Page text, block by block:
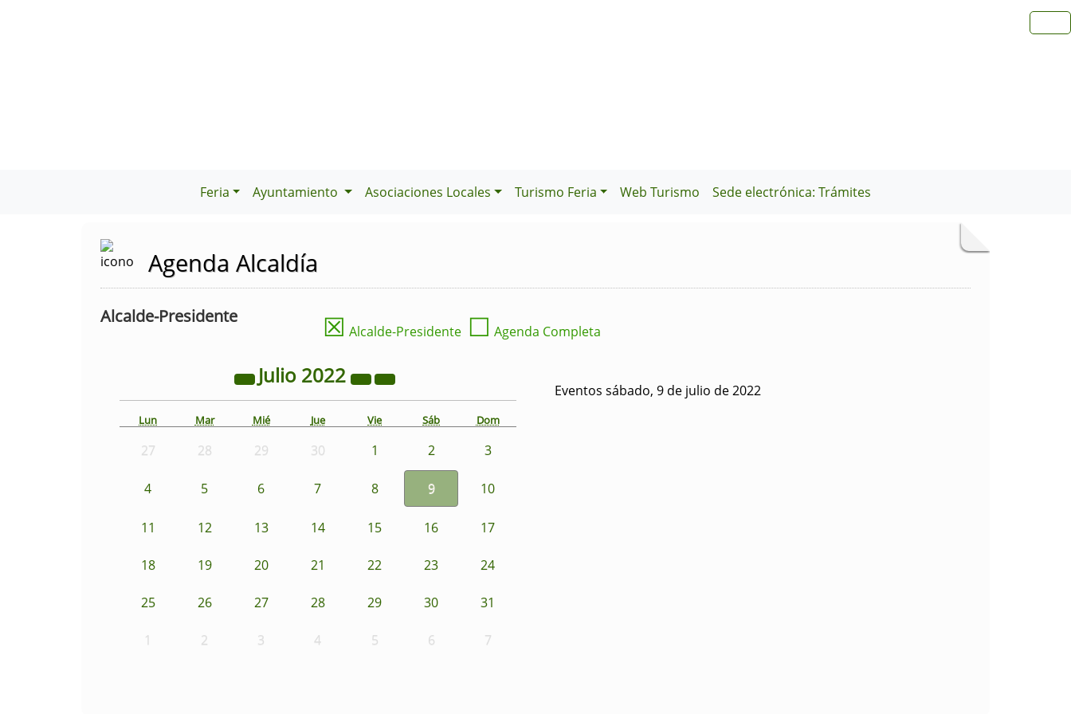
Feria Ayuntamiento Asociaciones Locales Turismo Feria Web Turismo Sede electrónica: Trámites
Agenda Alcaldía
Alcalde-Presidente ☒ Alcalde-Presidente ☐ Agenda Completa
Julio 2022
Lun Mar Mié Jue Vie Sáb Dom
27 28 29 30 1 2 3
4 5 6 7 8 9 10
11 12 13 14 15 16 17
18 19 20 21 22 23 24
25 26 27 28 29 30 31
1 2 3 4 5 6 7
Eventos sábado, 9 de julio de 2022